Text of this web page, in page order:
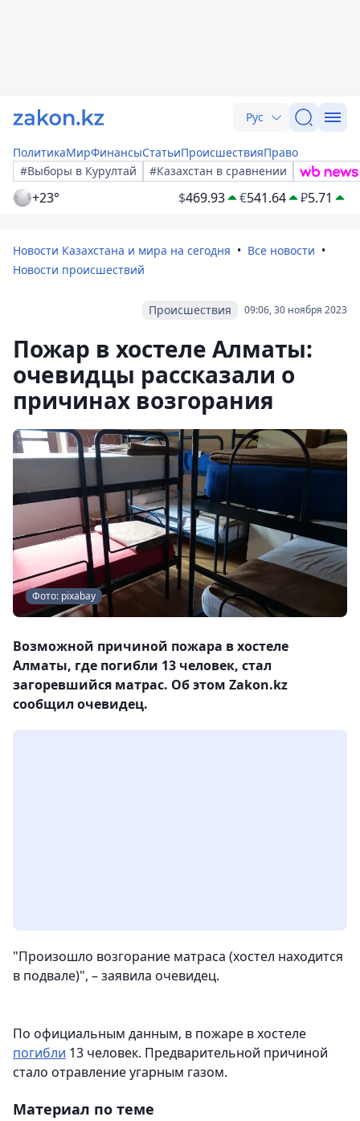
Рус
ПолитикаМирФинансыСтатьиПроисшествияПраво
#Выборы в Курултай
#Казахстан в сравнении
+23° $469.93 €541.64 ₽5.71
Новости Казахстана и мира на сегодня
Все новости
Новости происшествий
09:06, 30 ноября 2023
Происшествия
Пожар в хостеле Алматы:
очевидцы рассказали о
причинах возгорания
Фото: pixabay
Возможной причиной пожара в хостеле
Алматы, где погибли 13 человек, стал
загоревшийся матрас. Об этом Zakon.kz
сообщил очевидец.
"Произошло возгорание матраса (хостел находится
в подвале)", – заявила очевидец.
По официальным данным, в пожаре в хостеле
погибли 13 человек. Предварительной причиной
стало отравление угарным газом.
Материал по теме